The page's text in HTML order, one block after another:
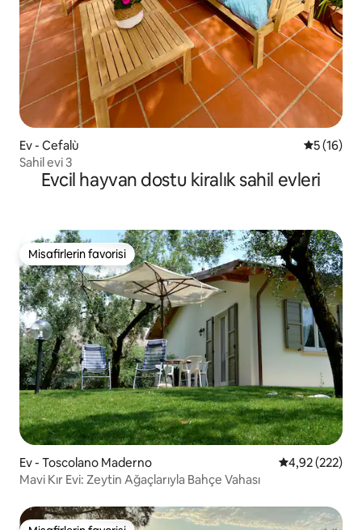
Ev - Cefalù 55 (16)
Sahil evi 3
Evcil hayvan dostu kiralık sahil evleri
Misafirlerin favorisi
Misafirlerin favorisi
Ev - Toscolano Maderno 5 üzerinden
4,92 (222)
Mavi Kır Evi: Zeytin Ağaçlarıyla Bahçe Vahası